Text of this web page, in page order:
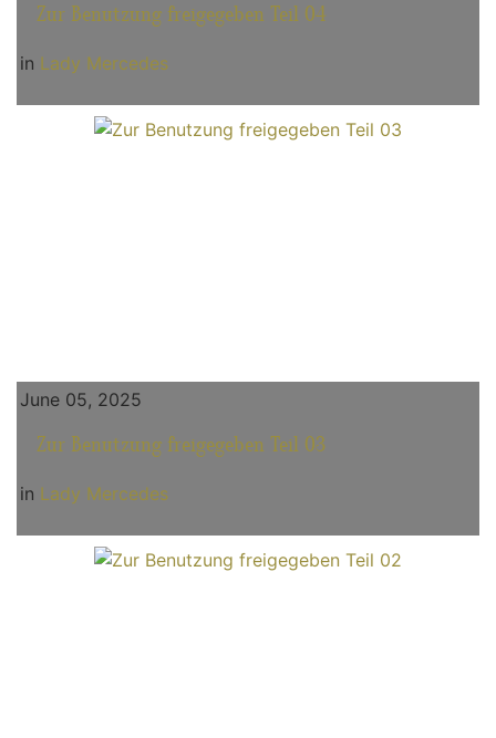
Zur Benutzung freigegeben Teil 04
in Lady Mercedes
June 05, 2025
Zur Benutzung freigegeben Teil 03
in Lady Mercedes